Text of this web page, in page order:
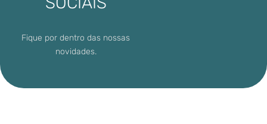
Fique por dentro das nossas
novidades.